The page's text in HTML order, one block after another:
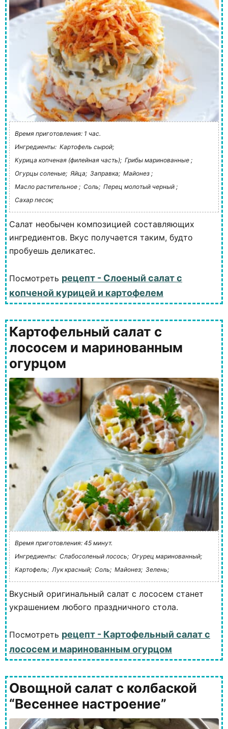
Время приготовления: 1 час.
Ингредиенты: Картофель сырой;
Курица копченая (филейная часть); Грибы маринованные ;
Огурцы соленые; Яйца; Заправка; Майонез ;
Масло растительное ; Соль; Перец молотый черный ;
Сахар песок;
Салат необычен композицией составляющих
ингредиентов. Вкус получается таким, будто
пробуешь деликатес.
Посмотреть рецепт - Слоеный салат с
копченой курицей и картофелем
Картофельный салат с
лососем и маринованным
огурцом
Время приготовления: 45 минут.
Ингредиенты: Слабосоленый лосось; Огурец маринованный;
Картофель; Лук красный; Соль; Майонез; Зелень;
Вкусный оригинальный салат с лососем станет
украшением любого праздничного стола.
Посмотреть рецепт - Картофельный салат с
лососем и маринованным огурцом
Овощной салат с колбаской
“Весеннее настроение”